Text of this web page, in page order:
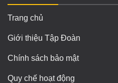
Trang chủ
Giới thiệu Tập Đoàn
Chính sách bảo mật
Quy chế hoạt động